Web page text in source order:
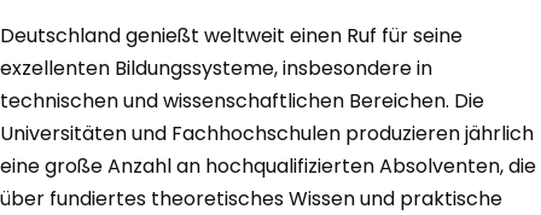
Deutschland genießt weltweit einen Ruf für seine
exzellenten Bildungssysteme, insbesondere in
technischen und wissenschaftlichen Bereichen. Die
Universitäten und Fachhochschulen produzieren jährlich
eine große Anzahl an hochqualifizierten Absolventen, die
über fundiertes theoretisches Wissen und praktische